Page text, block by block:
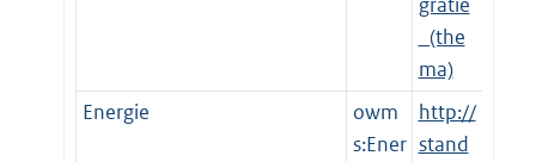
_(the
ma)
Energie
owm
s:Ener
http://
stand